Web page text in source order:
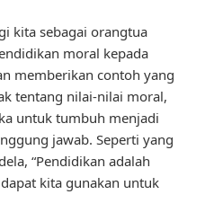
kita sebagai orangtua
moral kepada
memberikan contoh yang
tentang nilai-nilai moral,
untuk tumbuh menjadi
jawab. Seperti yang
“Pendidikan adalah
kita gunakan untuk